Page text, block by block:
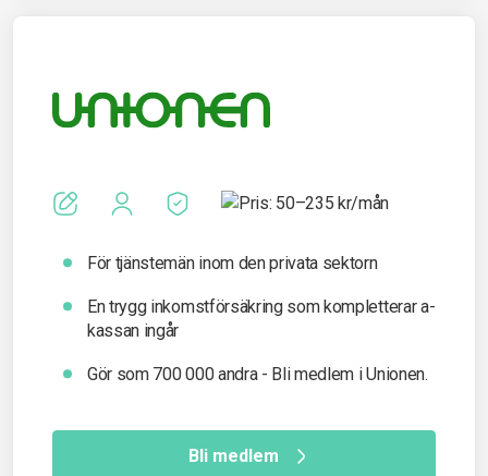
För tjänstemän inom den privata sektorn
En trygg inkomst­försäkring som kompletterar a-
kassan ingår
Gör som 700 000 andra - Bli medlem i Unionen.
Bli medlem